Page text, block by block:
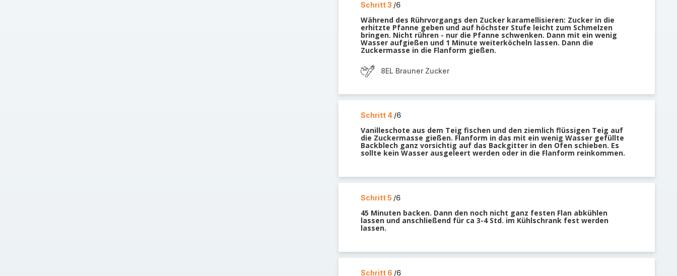
Schritt 3 /6
Während des Rührvorgangs den Zucker karamellisieren: Zucker in die
erhitzte Pfanne geben und auf höchster Stufe leicht zum Schmelzen
bringen. Nicht rühren - nur die Pfanne schwenken. Dann mit ein wenig
Wasser aufgießen und 1 Minute weiterköcheln lassen. Dann die
Zuckermasse in die Flanform gießen.
8EL Brauner Zucker
Schritt 4 /6
Vanilleschote aus dem Teig fischen und den ziemlich flüssigen Teig auf
die Zuckermasse gießen. Flanform in das mit ein wenig Wasser gefüllte
Backblech ganz vorsichtig auf das Backgitter in den Ofen schieben. Es
sollte kein Wasser ausgeleert werden oder in die Flanform reinkommen.
Schritt 5 /6
45 Minuten backen. Dann den noch nicht ganz festen Flan abkühlen
lassen und anschließend für ca 3-4 Std. im Kühlschrank fest werden
lassen.
Schritt 6 /6